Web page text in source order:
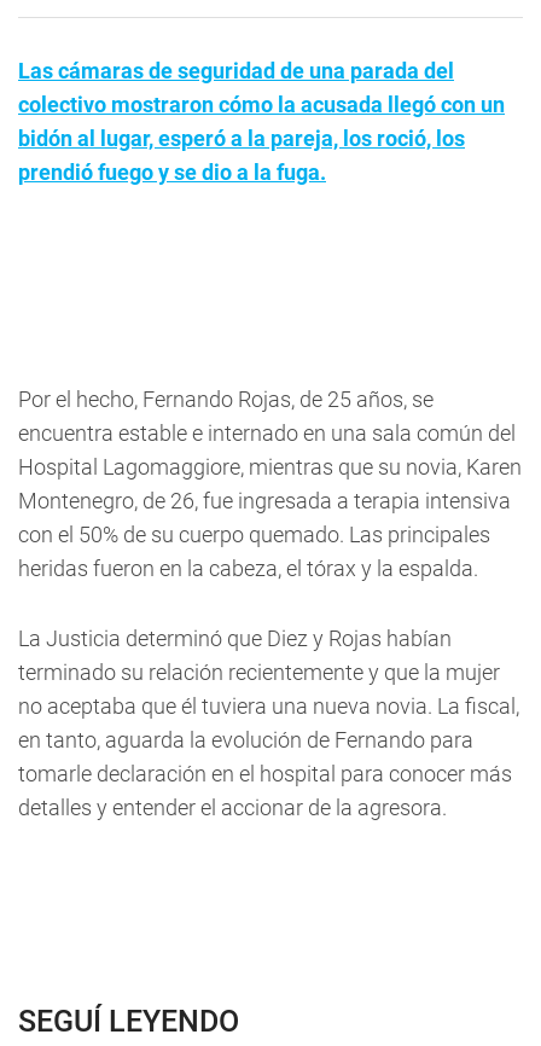
Las cámaras de seguridad de una parada del
colectivo mostraron cómo la acusada llegó con un
bidón al lugar, esperó a la pareja, los roció, los
prendió fuego y se dio a la fuga.
Por el hecho, Fernando Rojas, de 25 años, se
encuentra estable e internado en una sala común del
Hospital Lagomaggiore, mientras que su novia, Karen
Montenegro, de 26, fue ingresada a terapia intensiva
con el 50% de su cuerpo quemado. Las principales
heridas fueron en la cabeza, el tórax y la espalda.
La Justicia determinó que Diez y Rojas habían
terminado su relación recientemente y que la mujer
no aceptaba que él tuviera una nueva novia. La fiscal,
en tanto, aguarda la evolución de Fernando para
tomarle declaración en el hospital para conocer más
detalles y entender el accionar de la agresora.
SEGUÍ LEYENDO